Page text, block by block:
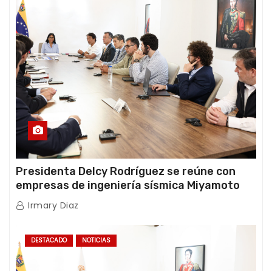
Presidenta Delcy Rodríguez se reúne con
empresas de ingeniería sísmica Miyamoto
International y TFI Solutions
Irmary Diaz
DESTACADO NOTICIAS